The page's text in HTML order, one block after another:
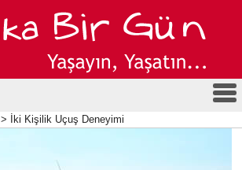
> İki Kişilik Uçuş Deneyimi